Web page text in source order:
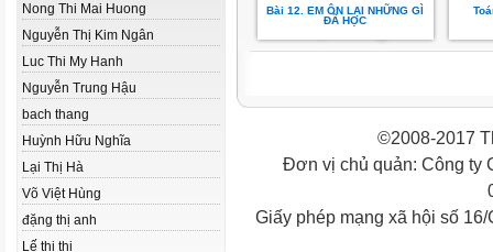
Nong Thi Mai Huong
Nguyễn Thị Kim Ngân
Luc Thi My Hanh
Nguyễn Trung Hậu
bach thang
Huỳnh Hữu Nghĩa
Lại Thị Hà
Võ Việt Hùng
đặng thị anh
Lế thi thi
Bài 12. EM ÔN LẠI NHỮNG GÌ
ĐÃ HỌC
©2008-2017
Đơn vị chủ quản: Công ty
Giấy phép mạng xã hội số